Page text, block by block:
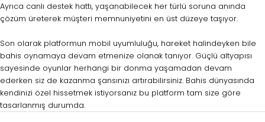
Ayrıca canlı destek hattı, yaşanabilecek her türlü soruna anında
çözüm üreterek müşteri memnuniyetini en üst düzeye taşıyor.
Son olarak platformun mobil uyumluluğu, hareket halindeyken bile
bahis oynamaya devam etmenize olanak tanıyor. Güçlü altyapısı
sayesinde oyunlar herhangi bir donma yaşamadan devam
ederken siz de kazanma şansınızı artırabilirsiniz. Bahis dünyasında
kendinizi özel hissetmek istiyorsanız bu platform tam size göre
tasarlanmış durumda.